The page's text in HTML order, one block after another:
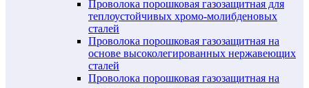
Проволока порошковая газозащитная для
теплоустойчивых хромо-молибденовых
сталей
Проволока порошковая газозащитная на
основе высоколегированных нержавеющих
сталей
Проволока порошковая газозащитная на